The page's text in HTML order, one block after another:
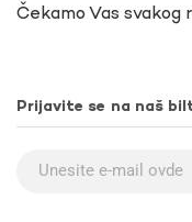
Čekamo Vas svakog
Prijavite se na naš